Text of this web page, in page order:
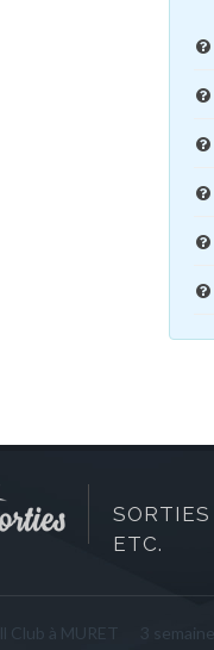
ETC.
Club à MURET 3